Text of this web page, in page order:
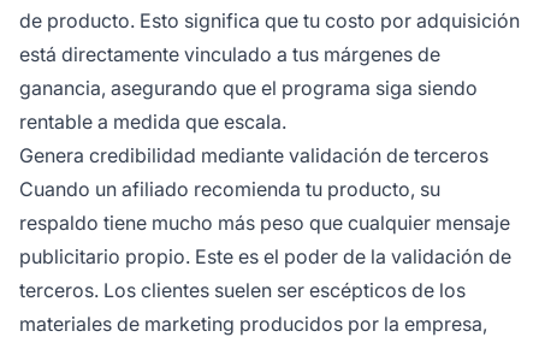
de producto. Esto significa que tu costo por adquisición
está directamente vinculado a tus márgenes de
ganancia, asegurando que el programa siga siendo
rentable a medida que escala.
Genera credibilidad mediante validación de terceros
Cuando un afiliado recomienda tu producto, su
respaldo tiene mucho más peso que cualquier mensaje
publicitario propio. Este es el poder de la validación de
terceros. Los clientes suelen ser escépticos de los
materiales de marketing producidos por la empresa,